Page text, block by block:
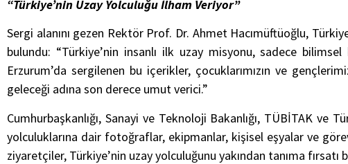
“Türkiye’nin Uzay Yolculuğu İlham Veriyor”
Sergi alanını gezen Rektör Prof. Dr. Ahmet Hacımüftüoğlu,
bulundu: “Türkiye’nin insanlı ilk uzay misyonu, sadece
Erzurum’da sergilenen bu içerikler, çocuklarımızın ve
geleceği adına son derece umut verici.”
Cumhurbaşkanlığı, Sanayi ve Teknoloji Bakanlığı, TÜBİTAK ve
yolculuklarına dair fotoğraflar, ekipmanlar, kişisel eşyalar ve
ziyaretçiler, Türkiye’nin uzay yolculuğunu yakından tanıma fırsatı